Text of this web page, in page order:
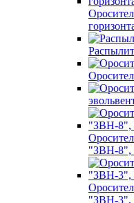
"ЗВН-8",
"ЗВН-3",